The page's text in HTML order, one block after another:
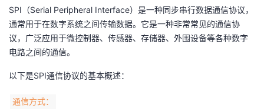
客
论
坛
的
圈
子
我
的
直
播
我
的
活
我
的
我
SPI（Serial Peripheral Interface）是一种同步串行数据通信协议，
通常用于在数字系统之间传输数据。它是一种非常常见的通信协
议，广泛应用于微控制器、传感器、存储器、外围设备等各种数字
电路之间的通信。
以下是SPI通信协议的基本概述：
通信方式：